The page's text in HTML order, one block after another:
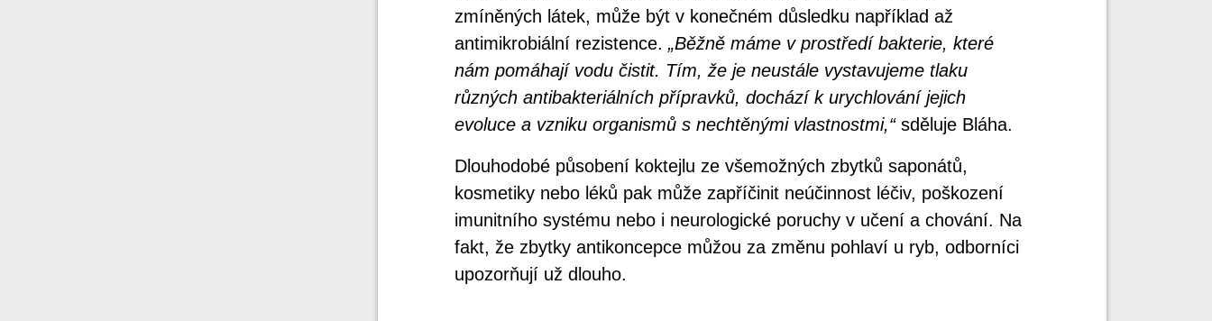
zmíněných látek, může být v konečném důsledku například až
antimikrobiální rezistence. „Běžně máme v prostředí bakterie, které
nám pomáhají vodu čistit. Tím, že je neustále vystavujeme tlaku
různých antibakteriálních přípravků, dochází k urychlování jejich
evoluce a vzniku organismů s nechtěnými vlastnostmi,“sděluje Bláha.
Dlouhodobé působení koktejlu ze všemožných zbytků saponátů,
kosmetiky nebo léků pak může zapříčinit neúčinnost léčiv, poškození
imunitního systému nebo i neurologické poruchy v učení a chování. Na
fakt, že zbytky antikoncepce můžou za změnu pohlaví u ryb, odborníci
upozorňují už dlouho.